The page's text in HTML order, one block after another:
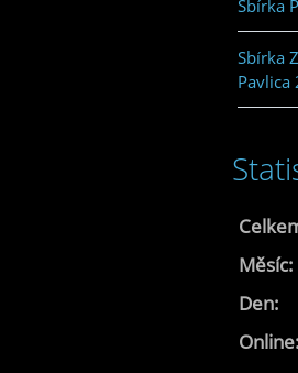
Sbírka
Sbírka
Pavlica
Online:
Měsíc:
Den: